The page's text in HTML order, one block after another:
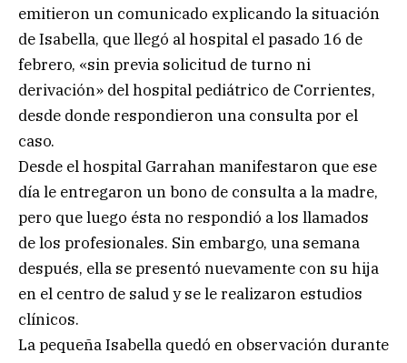
emitieron un comunicado explicando la situación
de Isabella, que llegó al hospital el pasado 16 de
febrero, «sin previa solicitud de turno ni
derivación» del hospital pediátrico de Corrientes,
desde donde respondieron una consulta por el
caso.
Desde el hospital Garrahan manifestaron que ese
día le entregaron un bono de consulta a la madre,
pero que luego ésta no respondió a los llamados
de los profesionales. Sin embargo, una semana
después, ella se presentó nuevamente con su hija
en el centro de salud y se le realizaron estudios
clínicos.
La pequeña Isabella quedó en observación durante